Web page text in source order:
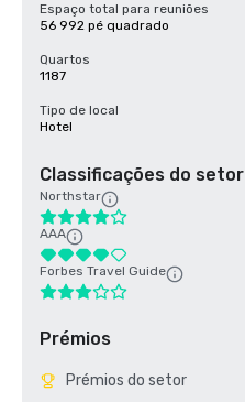
Espaço total para reuniões
56 992 pé quadrado
Quartos
1187
Tipo de local
Hotel
Classificações do setor
Northstar
AAA
Forbes Travel Guide
Prémios
Prémios do setor